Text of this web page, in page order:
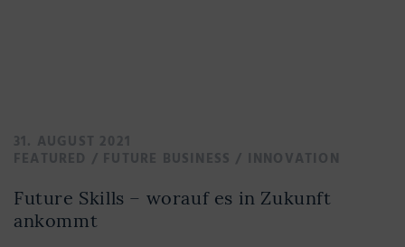
31. AUGUST 2021
FEATURED / FUTURE BUSINESS / INNOVATION
Future Skills – worauf es in Zukunft
ankommt